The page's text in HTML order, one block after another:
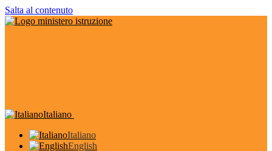
Salta al contenuto
Italiano
Italiano
English